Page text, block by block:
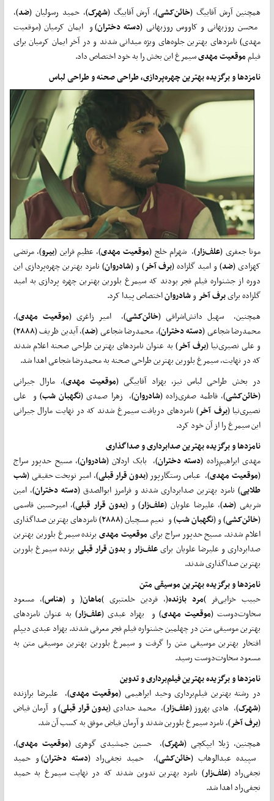
همچنین آرش آقابیگ ( خائن‌کشی)، آرش آقابیگ ( شهرک)، حمید رسولیان ( ضد)،
محسن روزبهانی و کاووس روزبهانی ( دسته دختران) و ایمان کرمیان (موقعیت
مهدی) نامزدهای بهترین جلوه‌های ویژه میدانی شدند و در آخر ایمان کرمیان برای
فیلمموقعیتمهدیسیمرغ این بخش را به خود اختصاص داد.
نامزدها وبرگزیده بهترین چهره‌پردازی، طراحی صحنه و طراحی لباس
مونا جعفری ( علف‌زار)، شهرام خلج ( موقعیتمهدی)، عظیم فراین ( بیرو)، مرتضی
کهزادی (ضد) و امید گلزاده (برفآخر) و ( شادروان) نامزد بهترین چهره‌پردازی این
دوره از جشنواره فیلم فجر بودند که سیمرغ بلورین بهترین چهره پردازی به امید
گلزاده برایبرفآخروشادرواناختصاص پیدا کرد.
همچنین، سهیل دانش‌اشراقی ( خائن‌کشی)، امیر زاغری ( موقعیت مهدی)،
محمدرضا شجاعی (دستهدختران)، محمدرضا شجاعی (ضد)، آیدین ظریف (۲۸۸۸)
و علی نصیری‌نیا ( برفآخر) به عنوان نامزدهای بهترین طراحی صحنه اعلام شدند
که در نهایت، سیمرغ بلورین بهترین طراحی صحنه به محمدرضا شجاعی اهدا شد.
در بخش طراحی لباس نیز، بهزاد آقابیگی ( موقعیت مهدی)، مارال جیرانی
خائن‌کشی)، فاطمه صفری‌زاده ( شادروان)، زهرا صمدی ( نگهبان شب) و علی
نصیری‌نیا ( برفآخر) نامزدهای دریافت سیمرغ شدند که در نهایت مارال جیرانی
این سیمرغ را از آن خود کرد.
نامزدها وبرگزیده بهترین صدابرداری و صداگذاری
مهدی ابراهیم‌زاده ( دسته دختران)، بابک اردلان ( شادروان)، مسیح حدپور سراج
موقعیتمهدی)، عباس رستگارپور ( بدون قرار قبلی)، امیر نوبخت حقیقی (شب
طلایی) نامزد بهترین صدابرداری شدند و فرامرز ابوالصدق ( دسته دختران)، امین
شریفی ( ضد)، علیرضا علویان ( علف‌زار) و ( بدون قرار قبلی)، امیرحسین قاسمی
خائن‌کشی) و (نگهبانشب) و نعیم مسچیان (۲۸۸۸) نامزدهای بهترین صداگذاری
اعلام شدند. مسیح حدپور سراج برایموقعیتمهدیبرنده سیمرغ بلورین بهترین
صدابرداری و علیرضا علویان برایعلف‌زارو بدونقرارقبلیبرنده سیمرغ بلورین
بهترین صداگذاری شدند.
نامزدها وبرگزیده بهترین موسیقی متن
حبیب خزایی‌فر ) مرد بازنده(، فردین خلعتبری ) ماهان( و ( هناس)، مسعود
سخاوت‌دوست ( موقعیت مهدی) و بهزاد عبدی ( علف‌زار) به عنوان نامزدهای
بهترین موسیقی متن در چهلمین جشنواره فیلم فجر معرفی شدند. بهزاد عبدی دیپلم
افتخار بهترین موسیقی متن را گرفت و سیمرغ بلورین بهترین موسیقی متن به
مسعود سخاوت‌دوست رسید.
نامزدها وبرگزیده بهترین فیلم‌برداری و تدوین
در رشته بهترین فیلم‌برداری وحید ابراهیمی ( موقعیت مهدی)، علیرضا برازنده
شهرک)، هادی بهروز ( علف‌زار)، محمد حدادی (بدونقرارقبلی) و آرمان فیاض
برفآخر)، نامزد سیمرغ بلورین شدند و آرمان فیاض موفق به کسب آن شد.
همچنین، ژیلا ایپکچی ( شهرک)، حسین جمشیدی گوهری ( موقعیت مهدی)،
سپیده عبدالوهاب ( خائن‌کشی)، حمید نجفی‌راد ( دسته دختران) و حمید
نجفی‌راد ( علف‌زار) نامزد بهترین تدوین شدند که در نهایت سیمرغ به حمید
نجفی‌راد اهدا شد.